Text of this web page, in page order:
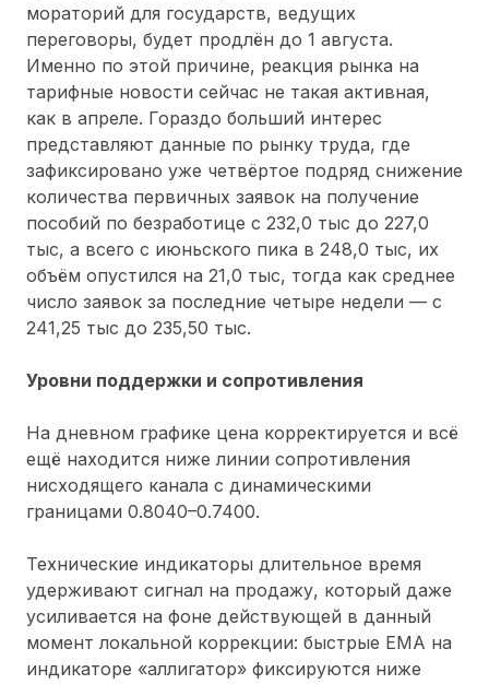
мораторий для государств, ведущих
переговоры, будет продлён до 1 августа.
Именно по этой причине, реакция рынка на
тарифные новости сейчас не такая активная,
как в апреле. Гораздо больший интерес
представляют данные по рынку труда, где
зафиксировано уже четвёртое подряд снижение
количества первичных заявок на получение
пособий по безработице с 232,0 тыс до 227,0
тыс, а всего с июньского пика в 248,0 тыс, их
объём опустился на 21,0 тыс, тогда как среднее
число заявок за последние четыре недели — с
241,25 тыс до 235,50 тыс.
Уровни поддержки и сопротивления
На дневном графике цена корректируется и всё
ещё находится ниже линии сопротивления
нисходящего канала с динамическими
границами 0.8040–0.7400.
Технические индикаторы длительное время
удерживают сигнал на продажу, который даже
усиливается на фоне действующей в данный
момент локальной коррекции: быстрые ЕМА на
индикаторе «аллигатор» фиксируются ниже